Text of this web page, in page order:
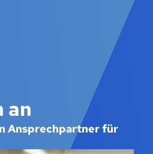
an
Ansprechpartner für